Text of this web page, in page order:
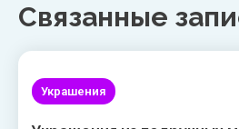
Связанные
Украшения